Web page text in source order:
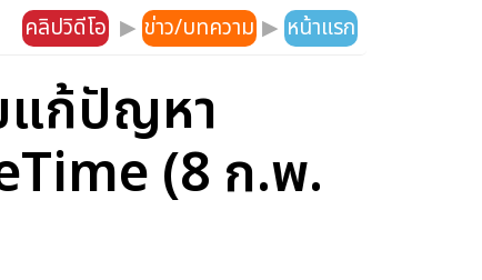
คลิปวิดีโอ ▶ ข่าว/บทความ ▶ หน้าแรก
แก้ปัญหา
(8 ก.พ.